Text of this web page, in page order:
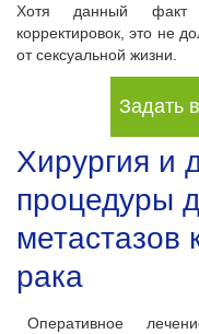
Хотя данный факт
корректировок, это не
от сексуальной жизни.
Задать
Хирургия и
процедуры
метастазов
рака
Оперативное